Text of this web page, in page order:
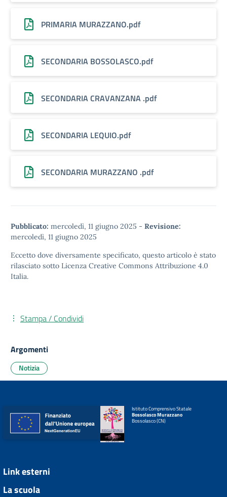
PRIMARIA MURAZZANO.pdf
SECONDARIA BOSSOLASCO.pdf
SECONDARIA CRAVANZANA .pdf
SECONDARIA LEQUIO.pdf
SECONDARIA MURAZZANO .pdf
Pubblicato: mercoledì, 11 giugno 2025 - Revisione:
mercoledì, 11 giugno 2025
Eccetto dove diversamente specificato, questo articolo è stato
rilasciato sotto Licenza Creative Commons Attribuzione 4.0
Italia.
Stampa / Condividi
Argomenti
Notizia
Istituto Comprensivo Statale
Bossolasco Murazzano
Bossolasco (CN)
Link esterni
La scuola